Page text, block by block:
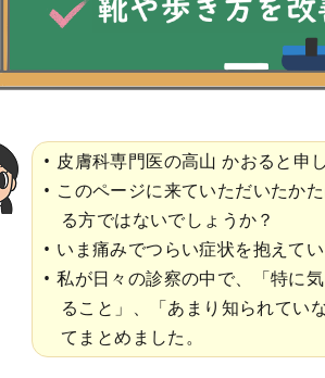
皮膚科専門医の高山 かおると申し
このページに来ていただいたか
る方ではないでしょうか？
いま痛みでつらい症状を抱えて
私が日々の診察の中で、「特に
ること」、「あまり知られてい
てまとめました。